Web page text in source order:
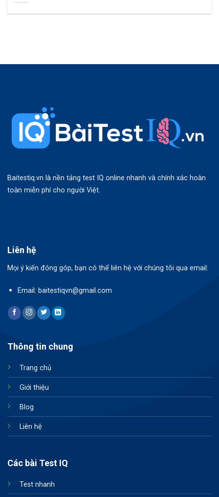
Baitestiq.vn là nền tảng test IQ online nhanh và chính xác hoàn
toàn miễn phí cho người Việt.
Thông tin chung
Trang chủ
Giới thiệu
Blog
Liên hệ
Các bài Test IQ
Test nhanh
Liên hệ
Mọi ý kiến đóng góp, bạn có thể liên hệ với chúng tôi qua email:
Email: baitestiqvn@gmail.com